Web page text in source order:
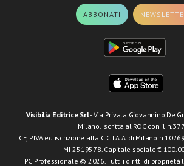
ABBONATI
Visibilia Editrice Srl- Via Privata Giovannino De
Milano. Iscritta al ROC con il
CF, P.IVA ed iscrizione alla C.C.I.A.A. di Milano
MI-2519578. Capitale sociale €
PC Professionale © 2026. Tutti i diritti di proprietà